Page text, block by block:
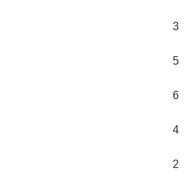
3
5
6
4
2